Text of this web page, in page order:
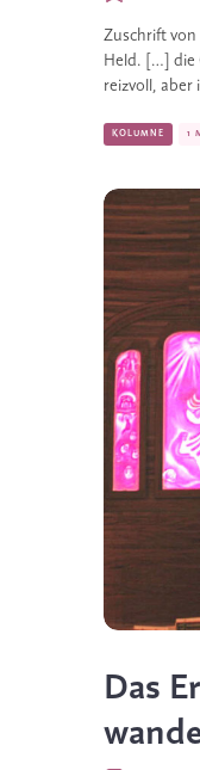
Zuschrift
Held. […] die
reizvoll, aber
KOLUMNE 1
Das